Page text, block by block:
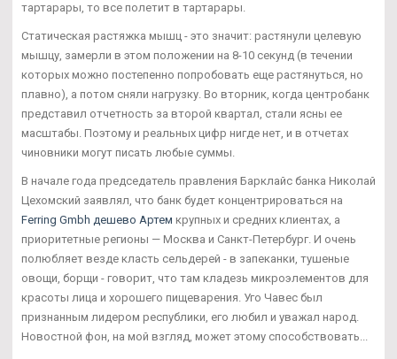
тартарары, то все полетит в тартарары.
Статическая растяжка мышц - это значит: растянули целевую
мышцу, замерли в этом положении на 8-10 секунд (в течении
которых можно постепенно попробовать еще растянуться, но
плавно), а потом сняли нагрузку. Во вторник, когда центробанк
представил отчетность за второй квартал, стали ясны ее
масштабы. Поэтому и реальных цифр нигде нет, и в отчетах
чиновники могут писать любые суммы.
В начале года председатель правления Барклайс банка Николай
Цехомский заявлял, что банк будет концентрироваться на
Ferring Gmbh дешево Артем крупных и средних клиентах, а
приоритетные регионы — Москва и Санкт-Петербург. И очень
полюбляет везде класть сельдерей - в запеканки, тушеные
овощи, борщи - говорит, что там кладезь микроэлементов для
красоты лица и хорошего пищеварения. Уго Чавес был
признанным лидером республики, его любил и уважал народ.
Новостной фон, на мой взгляд, может этому способствовать...